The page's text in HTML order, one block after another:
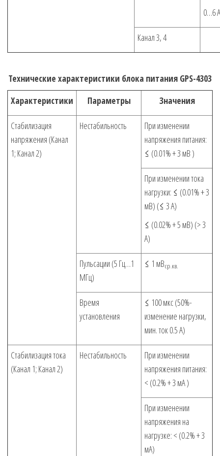
0…6 А
Канал 3, 4
Технические характеристики блока питания GPS-4303
Характеристики
Параметры Значения
Стабилизация
напряжения (Канал
1; Канал 2)
Нестабильность
При изменении
напряжения питания:
≤ (0.01% + 3 мВ )
При изменении тока
нагрузки: ≤ (0.01% + 3
мВ) (≤ 3 А)
≤ (0.02% + 5 мВ) (> 3
А)
Пульсации (5 Гц…1
МГц)
≤ 1 мВср.кв.
Время
установления
≤ 100 мкс (50%-
изменение нагрузки,
мин. ток 0.5 А)
Стабилизация тока
(Канал 1; Канал 2)
Нестабильность
При изменении
напряжения питания:
< (0.2% + 3 мА )
При изменении
напряжения на
нагрузке: < (0.2% + 3
мА)